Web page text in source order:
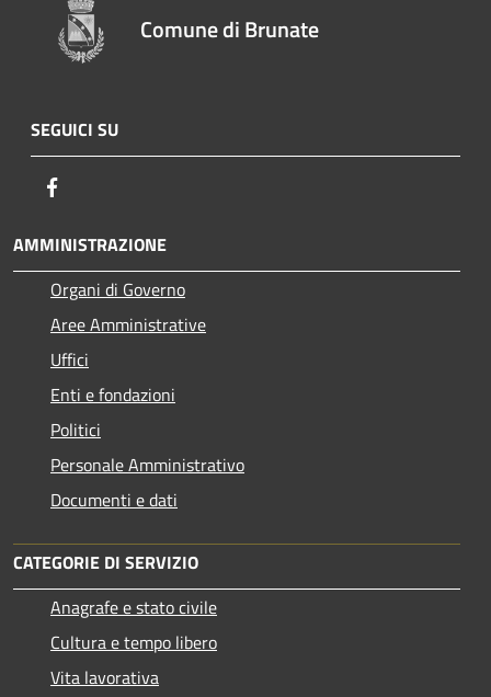
Comune di Brunate
SEGUICI SU
AMMINISTRAZIONE
Organi di Governo
Aree Amministrative
Uffici
Enti e fondazioni
Politici
Personale Amministrativo
Documenti e dati
CATEGORIE DI SERVIZIO
Anagrafe e stato civile
Cultura e tempo libero
Vita lavorativa